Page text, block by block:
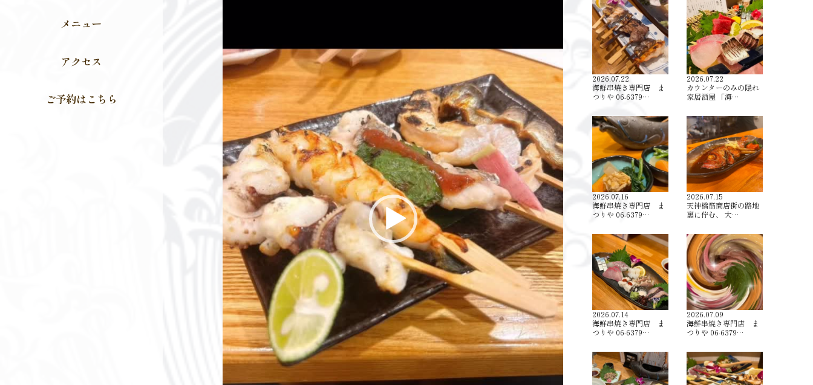
メニュー
アクセス
ご予約はこちら
2026.07.22
海鮮串焼き専門店 ま
つりや 06-6379…
2026.07.22
カウンターのみの隠れ
家居酒屋 「海…
2026.07.16
海鮮串焼き専門店 ま
つりや 06-6379…
2026.07.15
天神橋筋商店街の路地
裏に佇む、 大…
2026.07.14
海鮮串焼き専門店 ま
つりや 06-6379…
2026.07.09
海鮮串焼き専門店 ま
つりや 06-6379…